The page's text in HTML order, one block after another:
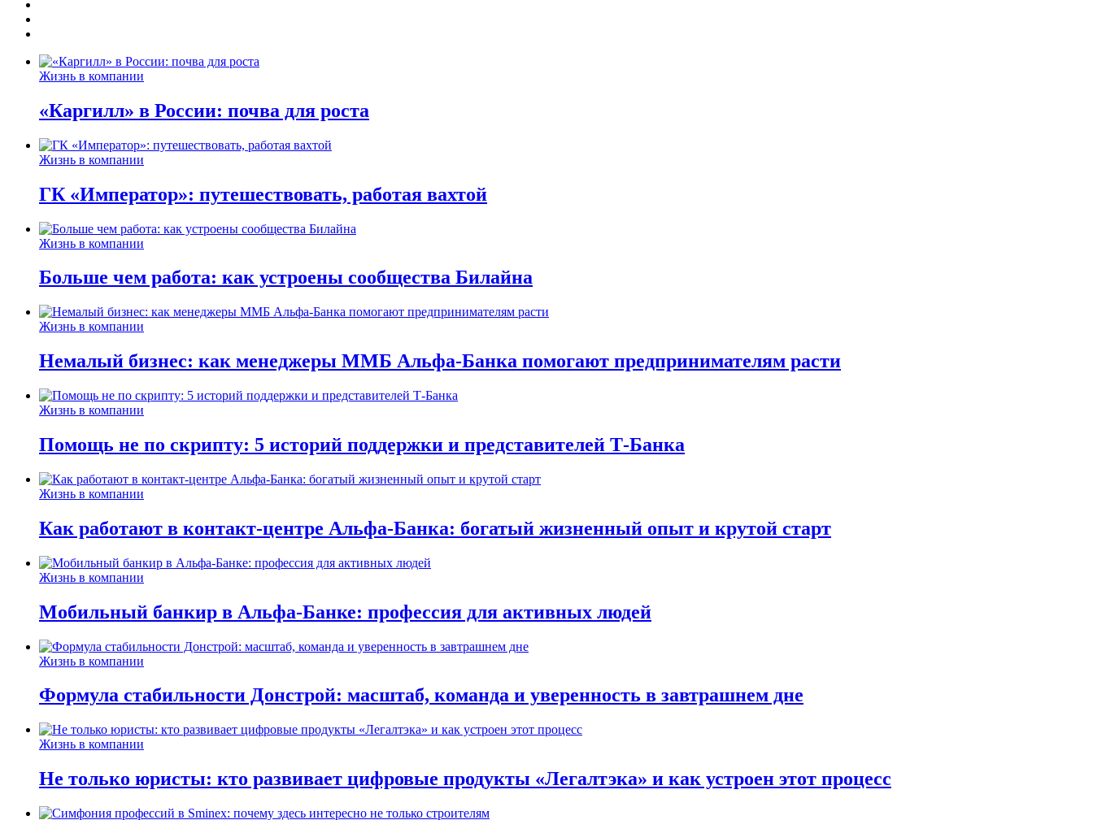
Жизнь в компании
«Каргилл» в России: почва для роста
Жизнь в компании
ГК «Император»: путешествовать, работая вахтой
Жизнь в компании
Больше чем работа: как устроены сообщества Билайна
Жизнь в компании
Немалый бизнес: как менеджеры ММБ Альфа-Банка помогают предпринимателям расти
Жизнь в компании
Помощь не по скрипту: 5 историй поддержки и представителей Т-Банка
Жизнь в компании
Как работают в контакт-центре Альфа-Банка: богатый жизненный опыт и крутой старт
Жизнь в компании
Мобильный банкир в Альфа-Банке: профессия для активных людей
Жизнь в компании
Формула стабильности Донстрой: масштаб, команда и уверенность в завтрашнем дне
Жизнь в компании
Не только юристы: кто развивает цифровые продукты «Легалтэка» и как устроен этот процесс